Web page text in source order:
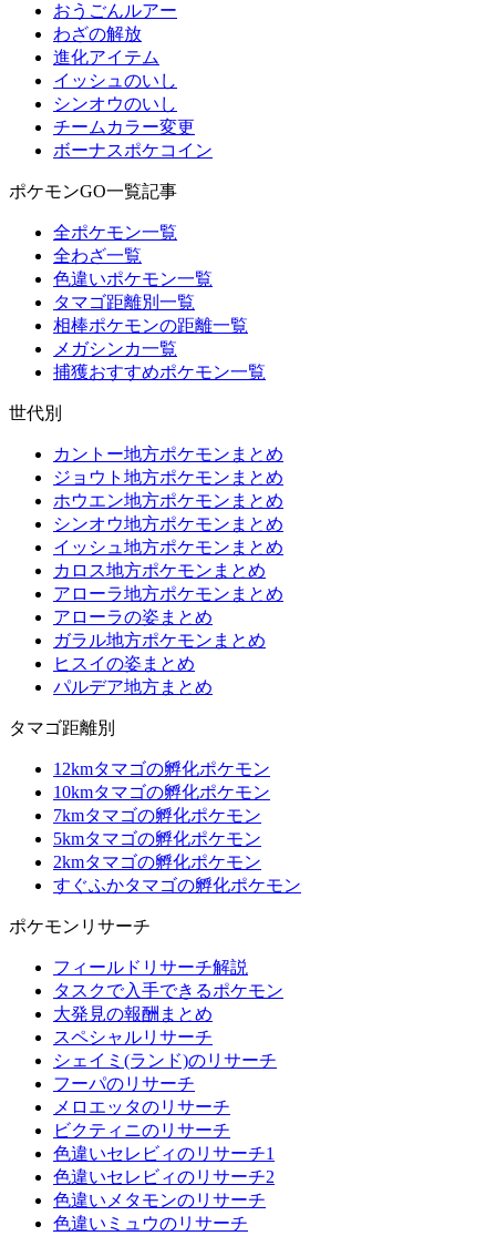
おうごんルアー
わざの解放
進化アイテム
イッシュのいし
シンオウのいし
チームカラー変更
ボーナスポケコイン
ポケモンGO一覧記事
全ポケモン一覧
全わざ一覧
色違いポケモン一覧
タマゴ距離別一覧
相棒ポケモンの距離一覧
メガシンカ一覧
捕獲おすすめポケモン一覧
世代別
カントー地方ポケモンまとめ
ジョウト地方ポケモンまとめ
ホウエン地方ポケモンまとめ
シンオウ地方ポケモンまとめ
イッシュ地方ポケモンまとめ
カロス地方ポケモンまとめ
アローラ地方ポケモンまとめ
アローラの姿まとめ
ガラル地方ポケモンまとめ
ヒスイの姿まとめ
パルデア地方まとめ
タマゴ距離別
12kmタマゴの孵化ポケモン
10kmタマゴの孵化ポケモン
7kmタマゴの孵化ポケモン
5kmタマゴの孵化ポケモン
2kmタマゴの孵化ポケモン
すぐふかタマゴの孵化ポケモン
ポケモンリサーチ
フィールドリサーチ解説
タスクで入手できるポケモン
大発見の報酬まとめ
スペシャルリサーチ
シェイミ(ランド)のリサーチ
フーパのリサーチ
メロエッタのリサーチ
ビクティニのリサーチ
色違いセレビィのリサーチ1
色違いセレビィのリサーチ2
色違いメタモンのリサーチ
色違いミュウのリサーチ